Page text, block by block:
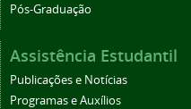
Pós-Graduação
Assistência Estudantil
Publicações e Notícias
Programas e Auxílios